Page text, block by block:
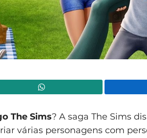
The Sims? A saga The Sims
várias personagens com